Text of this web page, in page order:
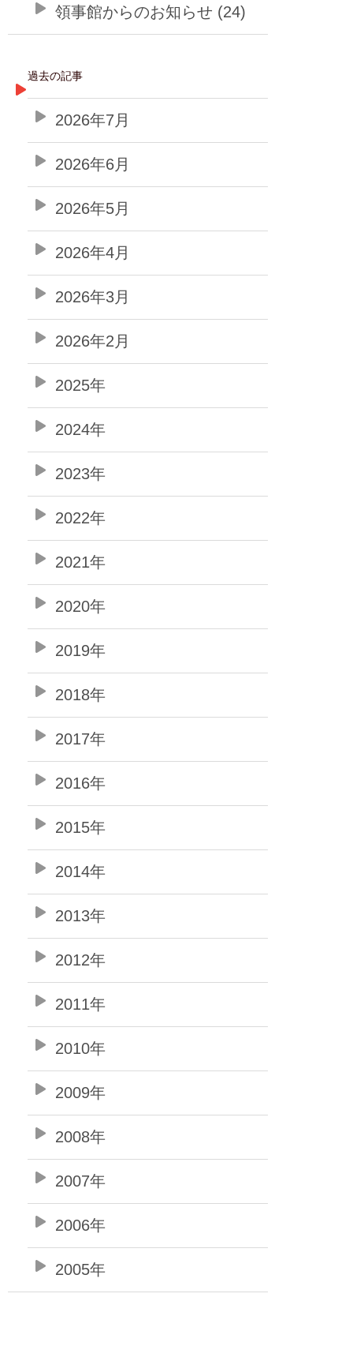
領事館からのお知らせ (24)
過去の記事
2026年7月
2026年6月
2026年5月
2026年4月
2026年3月
2026年2月
2025年
2024年
2023年
2022年
2021年
2020年
2019年
2018年
2017年
2016年
2015年
2014年
2013年
2012年
2011年
2010年
2009年
2008年
2007年
2006年
2005年